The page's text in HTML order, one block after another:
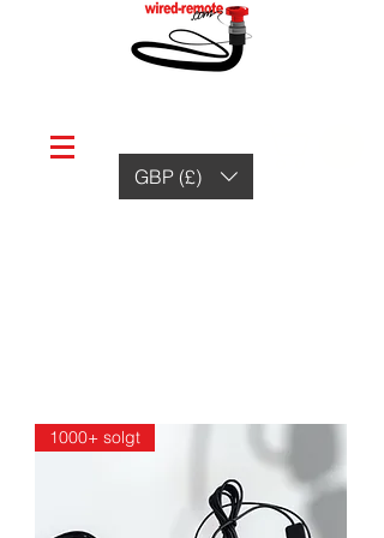
GBP (£)
1000+ solgt